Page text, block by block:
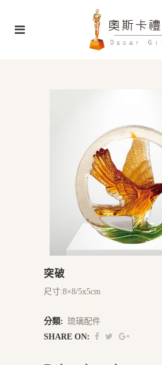
突破
尺寸:8×8/5x5cm
分類: 琉璃配件
SHARE ON: